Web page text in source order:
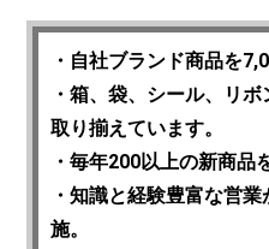
・自社ブランド商品を
・箱、袋、シール、リ
取り揃えています。
・毎年200以上の新商品
・知識と経験豊富な営
施。